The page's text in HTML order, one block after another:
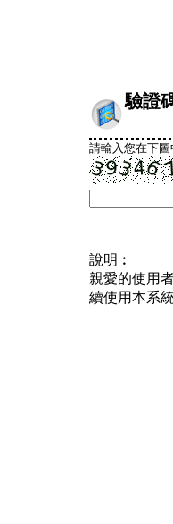
驗證
請輸入您在下
說明︰
親愛的使用
續使用本系